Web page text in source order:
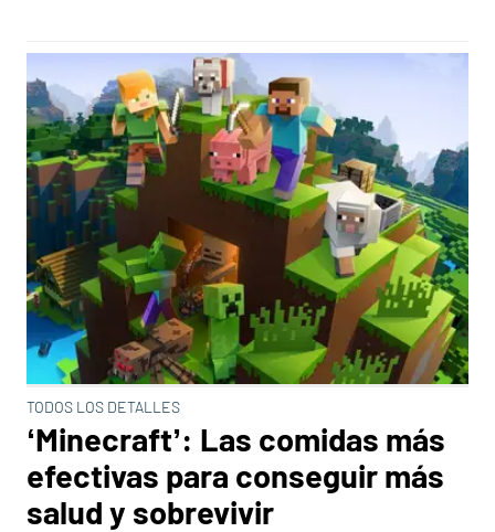
TODOS LOS DETALLES
‘Minecraft’: Las comidas más
efectivas para conseguir más
salud y sobrevivir